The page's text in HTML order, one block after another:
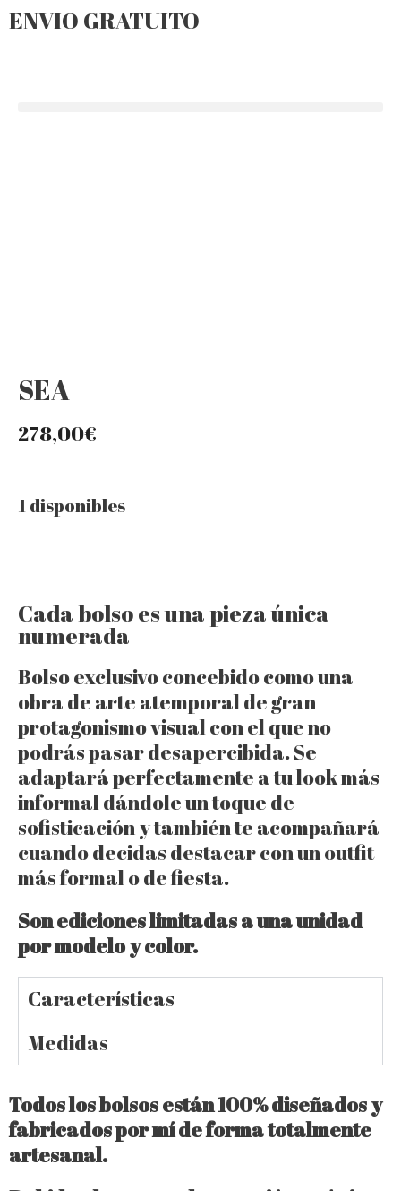
ENVIO GRATUITO
SEA
278,00€
1 disponibles
Cada bolso es una pieza única
numerada
Bolso exclusivo concebido como una
obra de arte atemporal de gran
protagonismo visual con el que no
podrás pasar desapercibida. Se
adaptará perfectamente a tu look más
informal dándole un toque de
sofisticación y también te acompañará
cuando decidas destacar con un outfit
más formal o de fiesta.
Son ediciones limitadas a una unidad
por modelo y color.
Características
Medidas
Todos los bolsos están 100% diseñados y
fabricados por mí de forma totalmente
artesanal.